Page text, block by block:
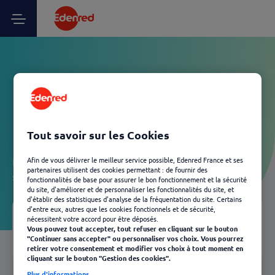
Vos questions Utilisateur
Ticket Restaurant - Durée
de validité
Laissez-vous guider et découvrez, en quelques clics, les
solutions Edenred les plus adaptées à votre besoin.
03 Votre FAQ
Retour
Tout savoir sur les Cookies
Afin de vous délivrer le meilleur service possible, Edenred France et ses
partenaires utilisent des cookies permettant : de fournir des
fonctionnalités de base pour assurer le bon fonctionnement et la sécurité
du site, d'améliorer et de personnaliser les fonctionnalités du site, et
d'établir des statistiques d'analyse de la fréquentation du site. Certains
d'entre eux, autres que les cookies fonctionnels et de sécurité,
nécessitent votre accord pour être déposés.
Vous pouvez tout accepter, tout refuser en cliquant sur le bouton
"Continuer sans accepter" ou personnaliser vos choix. Vous pourrez
retirer votre consentement et modifier vos choix à tout moment en
cliquant sur le bouton "Gestion des cookies".